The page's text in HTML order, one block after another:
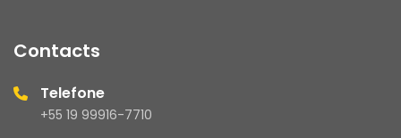
Contacts
Telefone
+55 19 99916-7710